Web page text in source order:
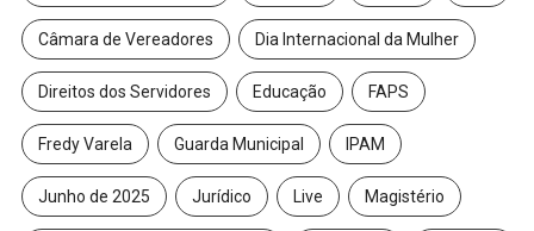
Câmara de Vereadores Dia Internacional da Mulher
Direitos dos Servidores Educação FAPS
Fredy Varela Guarda Municipal IPAM
Junho de 2025 Jurídico Live Magistério